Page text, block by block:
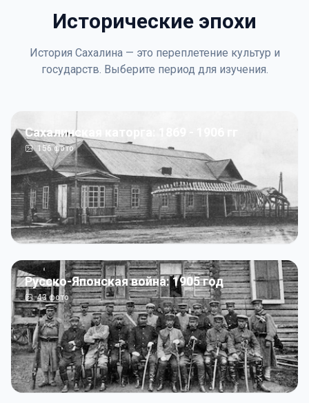
Исторические эпохи
История Сахалина — это переплетение культур и
государств. Выберите период для изучения.
Сахалинская каторга: 1869 - 1906 гг
156фото
Русско-Японская война: 1905 год
43фото